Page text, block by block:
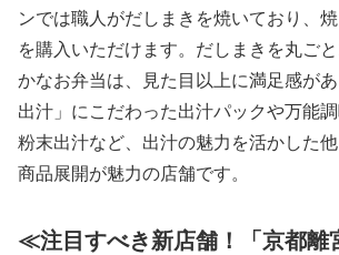
ンでは職人がだしまきを焼いており、
を購入いただけます。だしまきを丸ご
かなお弁当は、見た目以上に満足感が
出汁」にこだわった出汁パックや万能
粉末出汁など、出汁の魅力を活かした
商品展開が魅力の店舗です。
≪注目すべき新店舗！「京都離